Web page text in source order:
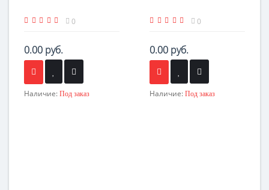
0
0.00 руб.
Наличие: Под заказ
0
0.00 руб.
Наличие: Под заказ